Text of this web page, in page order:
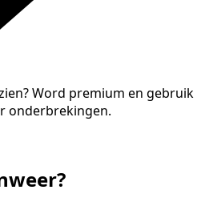
Word premium en gebruik
onderbrekingen.